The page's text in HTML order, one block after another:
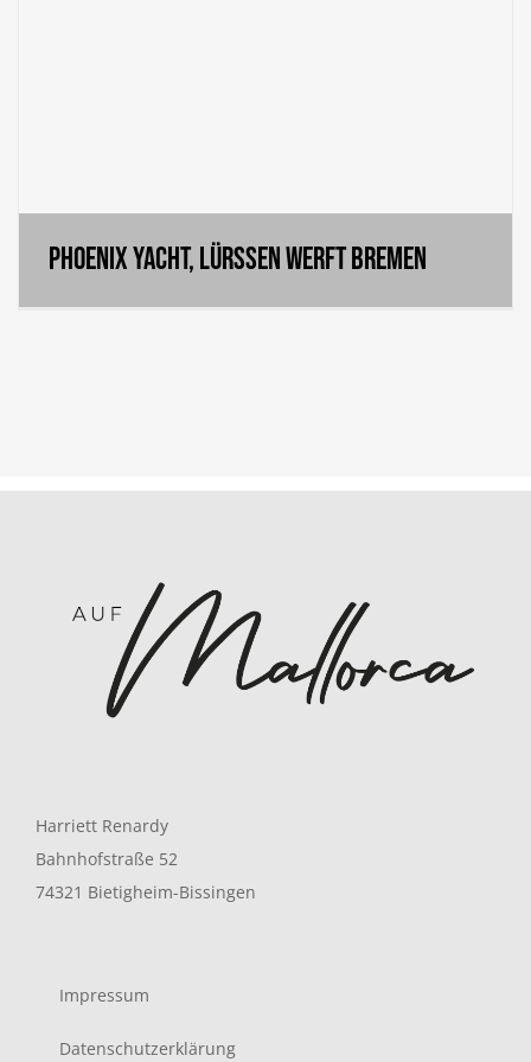
Phoenix Yacht, Lürssen Werft Bremen
Harriett Renardy
Bahnhofstraße 52
74321 Bietigheim-Bissingen
Impressum
Datenschutzerklärung